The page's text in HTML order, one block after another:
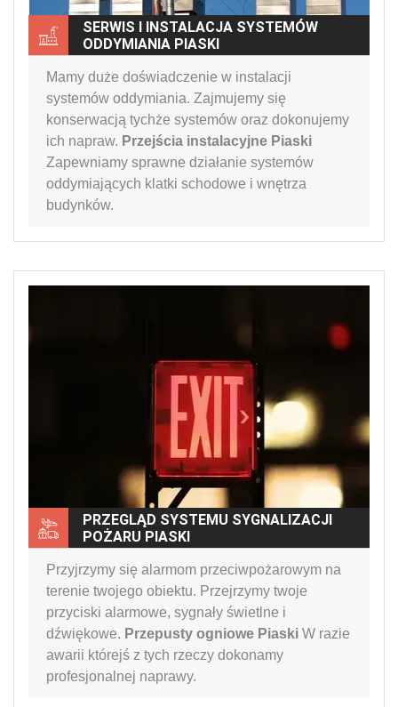
SERWIS I INSTALACJA SYSTEMÓW
ODDYMIANIA PIASKI
Mamy duże doświadczenie w instalacji
systemów oddymiania. Zajmujemy się
konserwacją tychże systemów oraz dokonujemy
ich napraw. Przejścia instalacyjne Piaski
Zapewniamy sprawne działanie systemów
oddymiających klatki schodowe i wnętrza
budynków.
PRZEGLĄD SYSTEMU SYGNALIZACJI
POŻARU PIASKI
Przyjrzymy się alarmom przeciwpożarowym na
terenie twojego obiektu. Przejrzymy twoje
przyciski alarmowe, sygnały świetlne i
dźwiękowe. Przepusty ogniowe Piaski W razie
awarii którejś z tych rzeczy dokonamy
profesjonalnej naprawy.